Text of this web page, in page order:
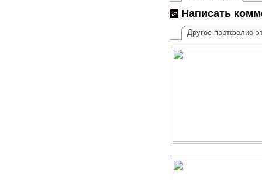
Написать
Другое портфолио